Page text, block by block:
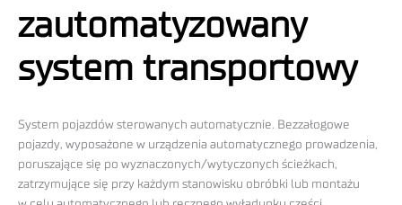
zautomatyzowany
system transportowy
System pojazdów sterowanych automatycznie. Bezzałogowe
pojazdy, wyposażone w urządzenia automatycznego prowadzenia,
poruszające się po wyznaczonych/wytyczonych ścieżkach,
zatrzymujące się przy każdym stanowisku obróbki lub montażu